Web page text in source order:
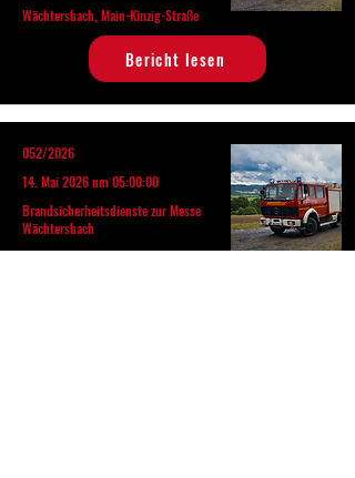
Wächtersbach, Main-Kinzig-Straße
Bericht lesen
052/2026
14. Mai 2026 um 05:00:00
Brandsicherheitsdienste zur Messe
Wächtersbach
Wächtersbach, Main-Kinzig-Straße